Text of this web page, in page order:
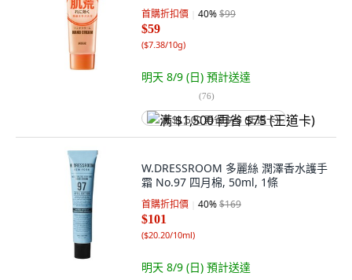
首購折扣價 40%$99
$59
($7.38/10g)
明天 8/9 (日) 預計送達
(76)
满 $1,500 再省 $75 (王道卡)
W.DRESSROOM 多麗絲 潤澤香水護手
霜 No.97 四月棉, 50ml, 1條
首購折扣價 40%$169
$101
($20.20/10ml)
明天 8/9 (日) 預計送達